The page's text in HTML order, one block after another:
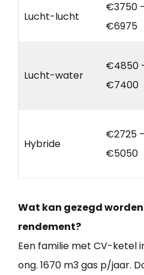
Lucht-lucht
€3750
€6975
Lucht-water
€4850
€7400
Hybride
€2725 –
€5050
Wat kan gezegd
rendement?
Een familie met CV-ketel
ong. 1670 m3 gas p/jaar.